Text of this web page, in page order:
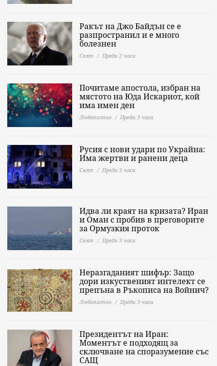
Ракът на Джо Байдън се е
разпространил и е много
болезнен
Свят Преди 2 часа
Почитаме апостола, избран на
мястото на Юда Искариот, кой
има имен ден
Любопитно Преди 3 часа
Русия с нови удари по Украйна:
Има жертви и ранени деца
Свят Преди 3 часа
Идва ли краят на кризата? Иран
и Оман с пробив в преговорите
за Ормузкия проток
Свят Преди 3 часа
Неразгаданият шифър: Защо
дори изкуственият интелект се
препъна в Ръкописа на Войнич?
Любопитно Преди 3 часа
Президентът на Иран:
Моментът е подходящ за
сключване на споразумение със
САЩ